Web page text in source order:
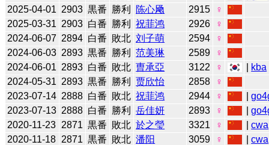
2025-04-01 2903 黒番 勝利 陈心飏 2915
♀
2025-03-31 2903 白番 勝利 祝菲鸿 2926
♀
2024-06-07 2894 白番 敗北 刘子萌 2594
♀
2024-06-03 2893 黒番 勝利 范美琳 2589
♀
2024-06-01 2893 白番 敗北 曺承亞 3122 ♀ kba
2024-05-31 2893 黒番 勝利 贾欣怡 2858
♀
2023-07-14 2888 白番 敗北 祝菲鸿 2944 ♀ |
2023-07-13 2888 白番 勝利 岳佳妍 2893 ♀ |
2020-11-23 2871 黒番 敗北 於之瑩 3321 ♀ |cwa
2020-11-18 2871 黒番 敗北 潘阳 3059 ♀ |cwa